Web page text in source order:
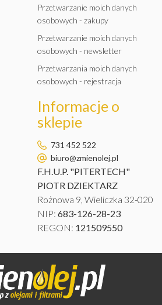
SZAMPON DO TAPICERKI
KLEEN-FLO CARPET KLEEN
900ML (KAT. 271)
Przetwarzanie moich danych
osobowych - zakupy
Przetwarzanie moich danych
osobowych - newsletter
Przetwarzania moich danych
osobowych - rejestracja
Informacje o
sklepie
731 452 522
biuro@zmienolej.pl
F.H.U.P. "PITERTECH"
PIOTR DZIEKTARZ
Rożnowa 9, Wieliczka 32-020
NIP: 683-126-28-23
REGON: 121509550